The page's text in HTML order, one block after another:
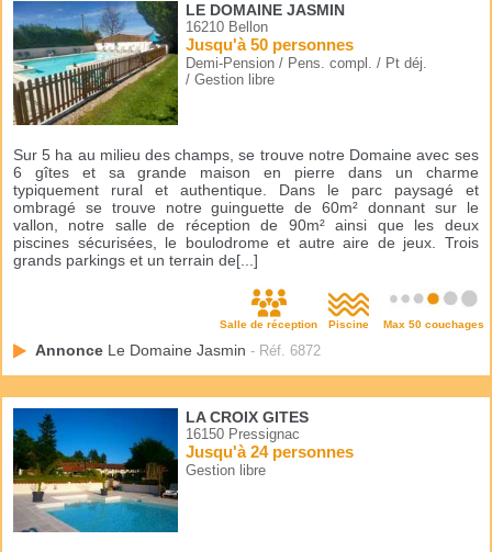
LE DOMAINE JASMIN
16210 Bellon
Jusqu'à 50 personnes
Demi-Pension / Pens. compl. / Pt déj.
/ Gestion libre
Sur 5 ha au milieu des champs, se trouve notre Domaine avec ses
6 gîtes et sa grande maison en pierre dans un charme
typiquement rural et authentique. Dans le parc paysagé et
ombragé se trouve notre guinguette de 60m² donnant sur le
vallon, notre salle de réception de 90m² ainsi que les deux
piscines sécurisées, le boulodrome et autre aire de jeux. Trois
grands parkings et un terrain de[...]
Salle de réception Piscine Max 50 couchages
Annonce Le Domaine Jasmin - Réf. 6872
LA CROIX GITES
16150 Pressignac
Jusqu'à 24 personnes
Gestion libre